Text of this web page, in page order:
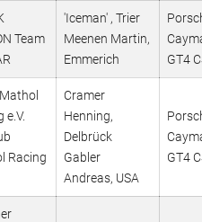
Team
'Iceman' , Trier
Meenen Martin,
Emmerich
GT4
e.V.
Racing
Cramer
Henning,
Delbrück
Gabler
Andreas, USA
GT4